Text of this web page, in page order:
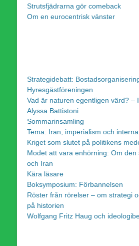
Strutsfjädrarna gör comeback
Om en eurocentrisk vänster
Strategidebatt:
Hyresgästföreningen
Vad är naturen egentligen värd? –
Alyssa Battistoni
Sommarinsamling
Tema: Iran, imperialism och
Kriget som slutet på politikens
Modet att vara enhörning: Om den
och Iran
Kära läsare
Boksymposium: Förbannelsen
Röster från rörelser – om strategi
på historien
Wolfgang Fritz Haug och